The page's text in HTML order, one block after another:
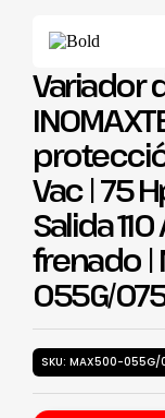
Variador
Vac | 75
Salida
frenado |
055G/
SKU: MAX500-